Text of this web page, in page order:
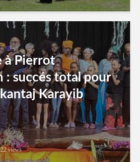
à Pierrot
: succés total pour
Karayib
22 views